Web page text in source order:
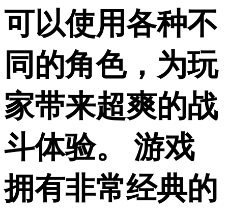
可以使用各种不
同的角色，为玩
家带来超爽的战
斗体验。 游戏
拥有非常经典的